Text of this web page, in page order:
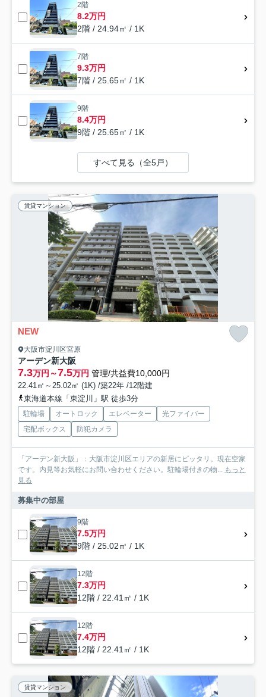
2階
8.2万円
2階 / 24.94㎡ / 1K
7階
9.3万円
7階 / 25.65㎡ / 1K
9階
8.4万円
9階 / 25.65㎡ / 1K
すべて見る（全5戸）
賃貸マンション
NEW
大阪市淀川区宮原
アーデン新大阪
7.3万円～7.5万円 管理/共益費10,000円
22.41㎡～25.02㎡ (1K) /築22年 /12階建
東海道本線「東淀川」駅 徒歩3分
駐輪場 オートロック エレベーター
光ファイバー
宅配ボックス
防犯カメラ
「アーデン新大阪」：大阪市淀川区エリアの新居にピッタリ。現在空家
です。内見等お気軽にお問い合わせください。駐輪場付きの物... もっと
見る
募集中の部屋
9階
7.5万円
9階 / 25.02㎡ / 1K
12階
7.3万円
12階 / 22.41㎡ / 1K
12階
7.4万円
12階 / 22.41㎡ / 1K
賃貸マンション